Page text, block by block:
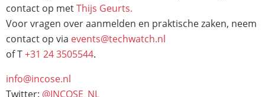
contact op metThijs Geurts.
Voor vragen over aanmelden en praktische zaken, neem
contact op via events@techwatch.nl
of T+31 24 3505544.
info@incose.nl
Twitter: @INCOSE_NL